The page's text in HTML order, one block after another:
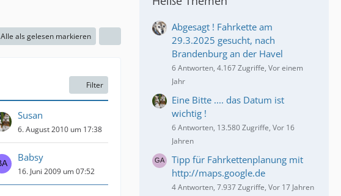
Alle als gelesen markieren
Filter
Susan
6. August 2010 um 17:38
Babsy
16. Juni 2009 um 07:52
Abgesagt ! Fahrkette am
29.3.2025 gesucht, nach
Brandenburg an der Havel
6 Antworten, 4.167 Zugriffe, Vor einem
Jahr
Eine Bitte .... das Datum ist
wichtig !
6 Antworten, 13.580 Zugriffe, Vor 16
Jahren
Tipp für Fahrkettenplanung mit
http://maps.google.de
4 Antworten, 7.937 Zugriffe, Vor 17 Jahren